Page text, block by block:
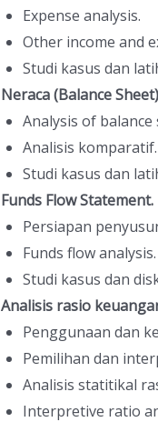
Expense analysis.
Other income and
Studi kasus dan
Neraca (Balance
Analysis of balance
Analisis komparatif.
Studi kasus dan
Funds Flow Statement.
Persiapan
Funds flow analysis.
Studi kasus dan
Analisis rasio
Penggunaan dan
Pemilihan dan
Analisis statitikal
Interpretive ratio